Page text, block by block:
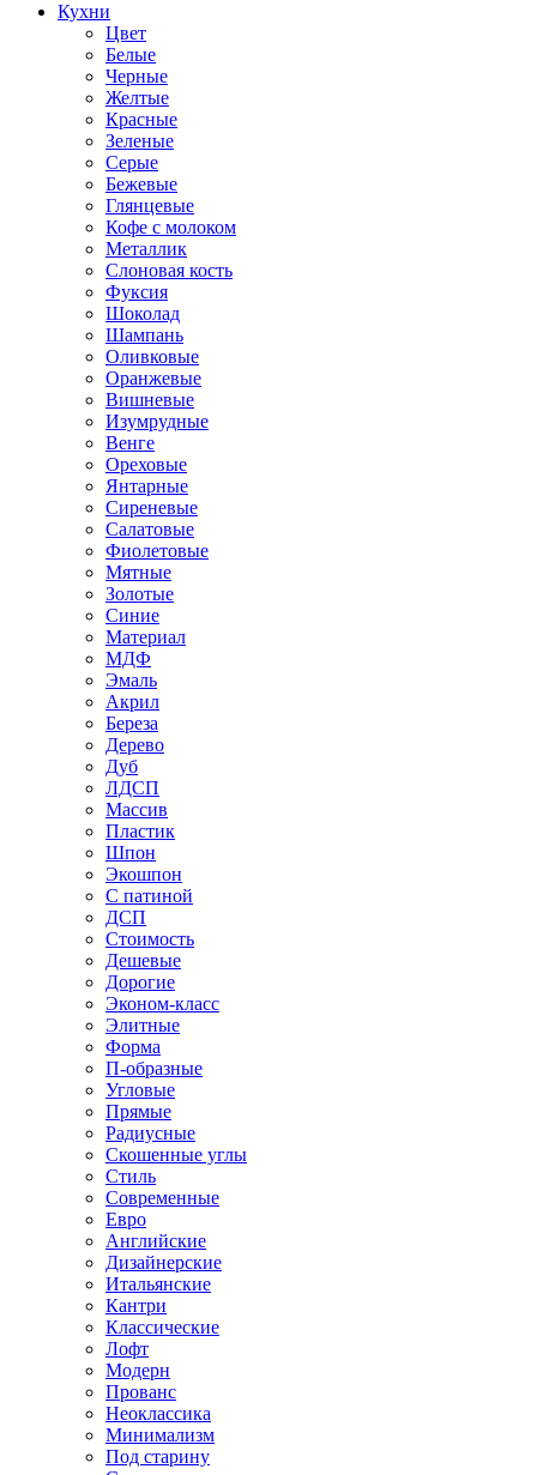
Кухни
Цвет
Белые
Черные
Желтые
Красные
Зеленые
Серые
Бежевые
Глянцевые
Кофе с молоком
Металлик
Слоновая кость
Фуксия
Шоколад
Шампань
Оливковые
Оранжевые
Вишневые
Изумрудные
Венге
Ореховые
Янтарные
Сиреневые
Салатовые
Фиолетовые
Мятные
Золотые
Синие
Материал
МДФ
Эмаль
Акрил
Береза
Дерево
Дуб
ЛДСП
Массив
Пластик
Шпон
Экошпон
С патиной
ДСП
Стоимость
Дешевые
Дорогие
Эконом-класс
Элитные
Форма
П-образные
Угловые
Прямые
Радиусные
Скошенные углы
Стиль
Современные
Евро
Английские
Дизайнерские
Итальянские
Кантри
Классические
Лофт
Модерн
Прованс
Неоклассика
Минимализм
Под старину